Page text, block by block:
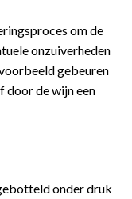
om de
onzuiverheden
gebeuren
de wijn een
onder druk